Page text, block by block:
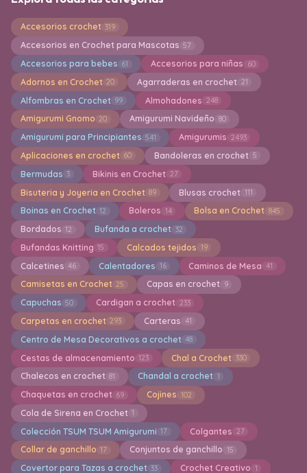
Accesorios crochet 319
Accesorios en Crochet para Mascotas 57
Accesorios para bebes 61 Accesorios para niñas 60
Adornos en Crochet 20 Agarraderas en crochet 21
Alfombras en Crochet 99 Almohadones 248
Amigurumi Gnomo 20 Amigurumi Navideño 80
Amigurumi para Principiantes 541 Amigurumis 2493
Aplicaciones en crochet 60 Bandoleras en crochet 5
Bermudas 3 Bikinis en Crochet 27
Bisuteria y Joyeria en Crochet 89 Blusas crochet 111
Boinas en Crochet 12 Boleros 14 Bolsa en Crochet 845
Bordados 12 Bufanda a crochet 32
Bufandas Knitting 15 Calcados tejidos 19
Calcetines 46 Calentadores 16 Caminos de Mesa 41
Camisetas en Crochet 25 Capas en crochet 9
Capuchas 50 Cardigan a crochet 233
Carpetas en crochet 293 Carteras 41
Centro de Mesa Decorativos a crochet 48
Cestas de almacenamiento 123 Chal a Crochet 330
Chalecos en crochet 81 Chandal a crochet 1
Chaquetas en crochet 69 Cojines 102
Cola de Sirena en Crochet 1
Colección TSUM TSUM Amigurumi 17 Colgantes 27
Collar de ganchillo 17 Conjuntos de ganchillo 15
Covertor para Tazas a crochet 33 Crochet Creativo 1